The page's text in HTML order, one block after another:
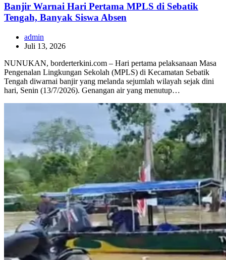
Banjir Warnai Hari Pertama MPLS di Sebatik
Tengah, Banyak Siswa Absen
admin
Juli 13, 2026
NUNUKAN, borderterkini.com – Hari pertama pelaksanaan Masa
Pengenalan Lingkungan Sekolah (MPLS) di Kecamatan Sebatik
Tengah diwarnai banjir yang melanda sejumlah wilayah sejak dini
hari, Senin (13/7/2026). Genangan air yang menutup…